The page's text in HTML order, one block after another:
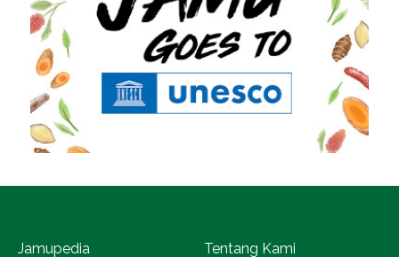
Jamupedia Tentang Kami